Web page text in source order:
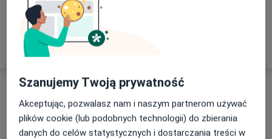
+ 4 usługi
W jaki sposób ustalane są ceny?
Adresy (3)
Adres 1 Adres 2 Adres 3
Szanujemy Twoją prywatność
Akceptując, pozwalasz nam i naszym partnerom używać
plików cookie (lub podobnych technologii) do zbierania
danych do celów statystycznych i dostarczania treści w